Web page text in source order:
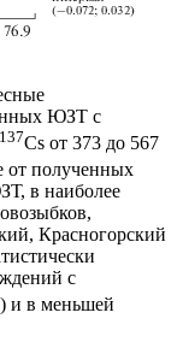
ЮЗТ с
137Cs от 373 до 567
от полученных
в наиболее
Красногорский
с
и в меньшей